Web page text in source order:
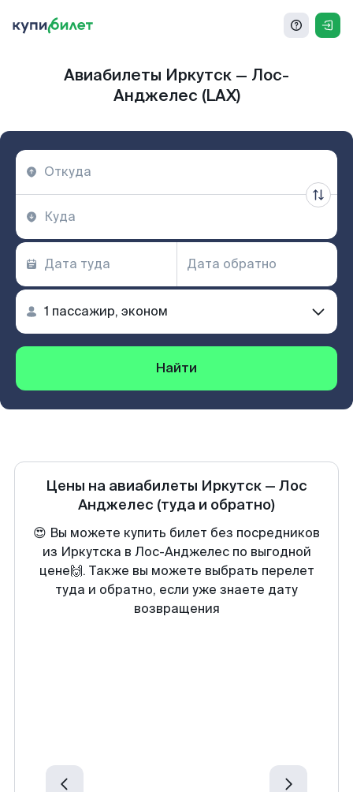
Авиабилеты Иркутск — Лос-
Анджелес (LAX)
Найти
Цены на авиабилеты Иркутск — Лос
Анджелес (туда и обратно)
😍 Вы можете купить билет без посредников
из Иркутска в Лос-Анджелес по выгодной
цене🙌. Также вы можете выбрать перелет
туда и обратно, если уже знаете дату
возвращения